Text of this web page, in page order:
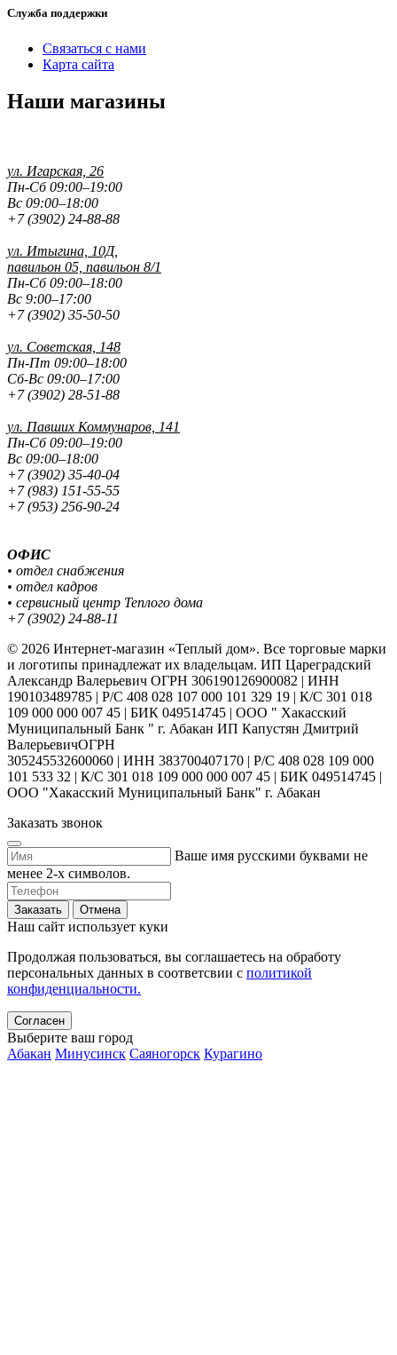
Служба поддержки
Связаться с нами
Карта сайта
Наши магазины
ул. Игарская, 26
Пн-Сб 09:00–19:00
Вс 09:00–18:00
+7 (3902) 24-88-88
ул. Итыгина, 10Д,
павильон 05, павильон 8/1
Пн-Сб 09:00–18:00
Вс 9:00–17:00
+7 (3902) 35-50-50
ул. Советская, 148
Пн-Пт 09:00–18:00
Сб-Вс 09:00–17:00
+7 (3902) 28-51-88
ул. Павших Коммунаров, 141
Пн-Сб 09:00–19:00
Вс 09:00–18:00
+7 (3902) 35-40-04
+7 (983) 151-55-55
+7 (953) 256-90-24
ОФИС
• отдел снабжения
• отдел кадров
• сервисный центр Теплого дома
+7 (3902) 24-88-11
© 2026 Интернет-магазин «Теплый дом». Все торговые марки
и логотипы принадлежат их владельцам. ИП Цареградский
Александр Валерьевич ОГРН 306190126900082 | ИНН
190103489785 | Р/С 408 028 107 000 101 329 19 | К/С 301 018
109 000 000 007 45 | БИК 049514745 | ООО " Хакасский
Муниципальный Банк " г. Абакан ИП Капустян Дмитрий
ВалерьевичОГРН
305245532600060 | ИНН 383700407170 | Р/С 408 028 109 000
101 533 32 | К/С 301 018 109 000 000 007 45 | БИК 049514745 |
ООО "Хакасский Муниципальный Банк" г. Абакан
Заказать звонок
Ваше имя русскими буквами не
менее 2-х символов.
Заказать Отмена
Наш сайт использует куки
Продолжая пользоваться, вы соглашаетесь на обработу
персональных данных в соответсвии с политикой
конфиденциальности.
Согласен
Выберите ваш город
Абакан Минусинск Саяногорск Курагино